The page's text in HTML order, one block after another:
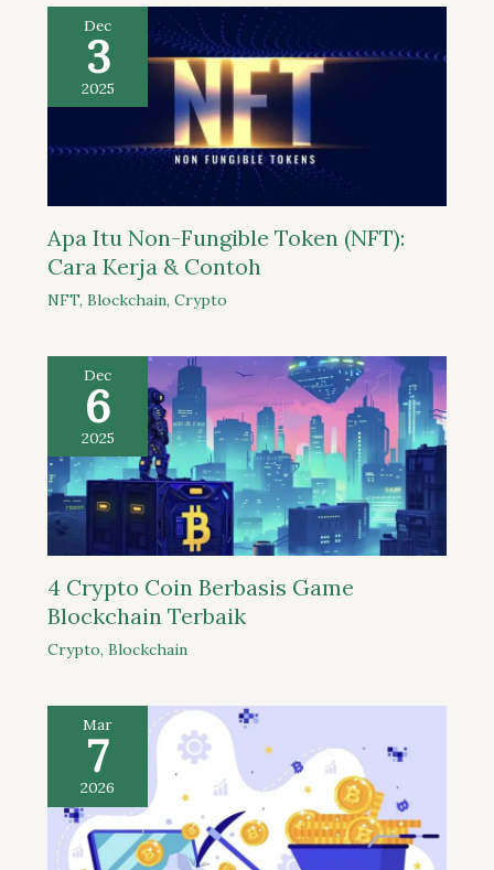
Dec
3
2025
Apa Itu Non-Fungible Token (NFT):
Cara Kerja & Contoh
NFT, Blockchain, Crypto
Dec
6
2025
4 Crypto Coin Berbasis Game
Blockchain Terbaik
Crypto, Blockchain
Mar
7
2026